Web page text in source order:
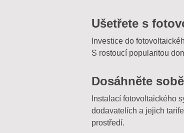
Ušetřete s
Investice do
S rostoucí popularitou
Dosáhněte
Instalací fotovoltaického
dodavatelích a jejich
prostředí.